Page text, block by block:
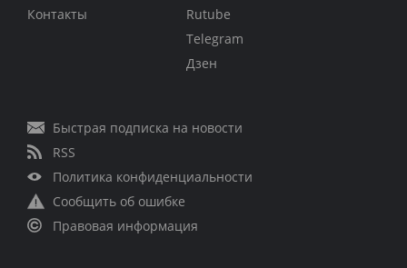
Контакты
Rutube
Telegram
Дзен
Быстрая подписка на новости
RSS
Политика конфиденциальности
Сообщить об ошибке
Правовая информация